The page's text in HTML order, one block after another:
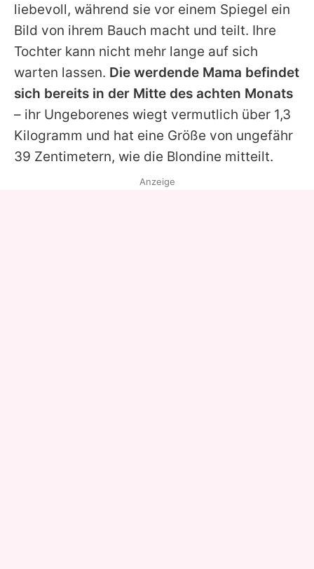
liebevoll, während sie vor einem Spiegel ein
Bild von ihrem Bauch macht und teilt. Ihre
Tochter kann nicht mehr lange auf sich
warten lassen. Die werdende Mama befindet
sich bereits in der Mitte des achten Monats
– ihr Ungeborenes wiegt vermutlich über 1,3
Kilogramm und hat eine Größe von ungefähr
39 Zentimetern, wie die Blondine mitteilt.
Anzeige